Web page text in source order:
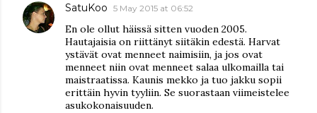
SatuKoo 5 May 2015 at 06:52
En ole ollut häissä sitten vuoden 2005.
Hautajaisia on riittänyt siitäkin edestä. Harvat
ystävät ovat menneet naimisiin, ja jos ovat
menneet niin ovat menneet salaa ulkomailla tai
maistraatissa. Kaunis mekko ja tuo jakku sopii
erittäin hyvin tyyliin. Se suorastaan viimeistelee
asukokonaisuuden.